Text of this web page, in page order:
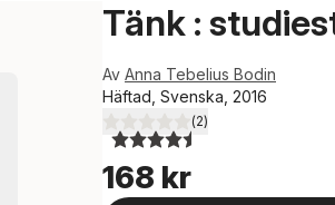
Tänk :
Av Anna Tebelius Bodin
Häftad, Svenska, 2016
4,5utav 5 stjärnor. Totalt antal
(2)
168 kr